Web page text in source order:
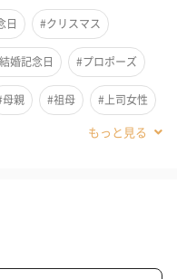
切な贈り物に添える水
とりどりの型は、障がい
よく似合うアクセサリー
日 #クリスマス
婚記念日 #プロポーズ
母親 #祖母 #上司女性